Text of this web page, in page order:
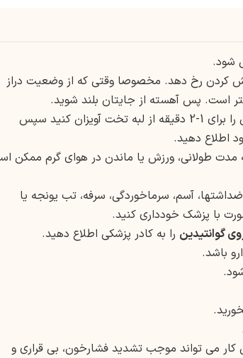
شود.
رخ دهد. مخصوصا وقتی که از وضعیت دراز
است. پس آهسته از جایتان بلند شوید.
در هنگام بلند شدن از حالت دراز کشیده ابتدا بنشینید و پاهایتان را برای 1-2 دقیقه از لبه تخت آویزان کنید سپس
اطلاع دهید.
طولانی، ورزش یا ماندن در هوای گرم ممکن
آسم، سرماخوردگی، سرفه، تب یونجه یا
با پزشک خودداری کنید.
گوانتیدین را به کادر پزشکی اطلاع دهید.
باشد.
کار می تواند موجب تشدید فشارخون، بی قراری و